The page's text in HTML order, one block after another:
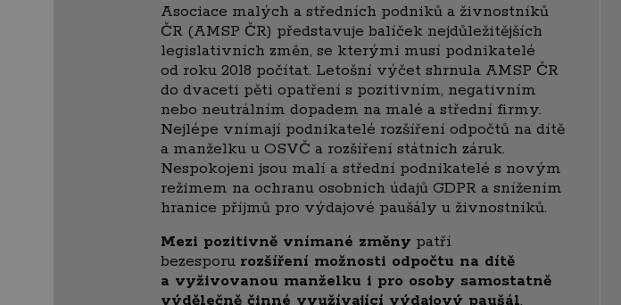
Asociace malých a středních podniků a živnostníků
ČR (AMSP ČR) představuje balíček nejdůležitějších
legislativních změn, se kterými musí podnikatelé
od roku 2018 počítat. Letošní výčet shrnula AMSP ČR
do dvaceti pěti opatření s pozitivním, negativním
nebo neutrálním dopadem na malé a střední firmy.
Nejlépe vnímají podnikatelé rozšíření odpočtů na dítě
a manželku u OSVČ a rozšíření státních záruk.
Nespokojeni jsou malí a střední podnikatelé s novým
režimem na ochranu osobních údajů GDPR a snížením
hranice příjmů pro výdajové paušály u živnostníků.
Mezi pozitivně vnímané změny patří
bezesporu rozšíření možnosti odpočtu na dítě
a vyživovanou manželku i pro osoby samostatně
výdělečně činné využívající výdajový paušál,